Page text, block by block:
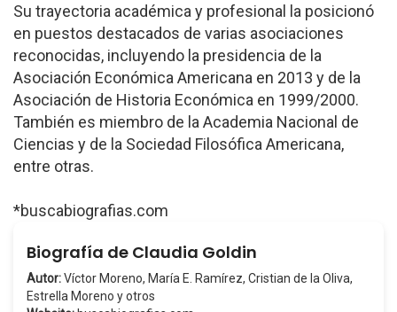
Su trayectoria académica y profesional la posicionó
en puestos destacados de varias asociaciones
reconocidas, incluyendo la presidencia de la
Asociación Económica Americana en 2013 y de la
Asociación de Historia Económica en 1999/2000.
También es miembro de la Academia Nacional de
Ciencias y de la Sociedad Filosófica Americana,
entre otras.
*buscabiografias.com
Biografía de Claudia Goldin
Autor:Víctor Moreno, María E. Ramírez, Cristian de la Oliva,
Estrella Moreno y otros